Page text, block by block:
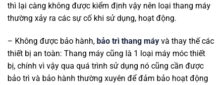
thì lại càng không được kiểm định vậy nên loại thang máy
thường xảy ra các sự cố khi sử dụng, hoạt động.
– Không được bảo hành, bảo trì thang máy và thay thế các
thiết bị an toàn: Thang máy cũng là 1 loại máy móc thiết
bị, chính vì vậy qua quá trình sử dụng nó cũng cần được
bảo trì và bảo hành thường xuyên để đảm bảo hoạt động